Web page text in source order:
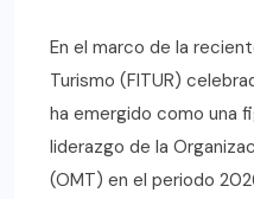
En el marco de la
Turismo (FITUR)
ha emergido como una
liderazgo de la
(OMT) en el periodo